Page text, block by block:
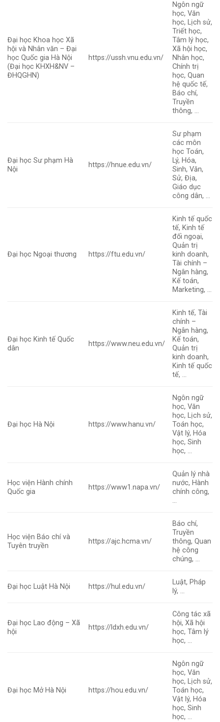
Đại học Khoa học Xã
hội và Nhân văn – Đại
học Quốc gia Hà Nội
(Đại học KHXH&NV –
ĐHQGHN)
https://ussh.vnu.edu.vn/
Ngôn ngữ
học, Văn
học, Lịch sử,
Triết học,
Tâm lý học,
Xã hội học,
Nhân học,
Chính trị
học, Quan
hệ quốc tế,
Báo chí,
Truyền
thông, …
Đại học Sư phạm Hà
Nội
https://hnue.edu.vn/
Sư phạm
các môn
học Toán,
Lý, Hóa,
Sinh, Văn,
Sử, Địa,
Giáo dục
công dân, …
Đại học Ngoại thương https://ftu.edu.vn/
Kinh tế quốc
tế, Kinh tế
đối ngoại,
Quản trị
kinh doanh,
Tài chính –
Ngân hàng,
Kế toán,
Marketing, …
Đại học Kinh tế Quốc
dân
https://www.neu.edu.vn/
Kinh tế, Tài
chính –
Ngân hàng,
Kế toán,
Quản trị
kinh doanh,
Kinh tế quốc
tế, …
Đại học Hà Nội https://www.hanu.vn/
Ngôn ngữ
học, Văn
học, Lịch sử,
Toán học,
Vật lý, Hóa
học, Sinh
học, …
Học viện Hành chính
Quốc gia
https://www1.napa.vn/
Quản lý nhà
nước, Hành
chính công,
…
Học viện Báo chí và
Tuyên truyền
https://ajc.hcma.vn/
Báo chí,
Truyền
thông, Quan
hệ công
chúng, …
Đại học Luật Hà Nội https://hul.edu.vn/
Luật, Pháp
lý, …
Đại học Lao động – Xã
hội
https://ldxh.edu.vn/
Công tác xã
hội, Xã hội
học, Tâm lý
học, …
Đại học Mở Hà Nội https://hou.edu.vn/
Ngôn ngữ
học, Văn
học, Lịch sử,
Toán học,
Vật lý, Hóa
học, Sinh
học, …